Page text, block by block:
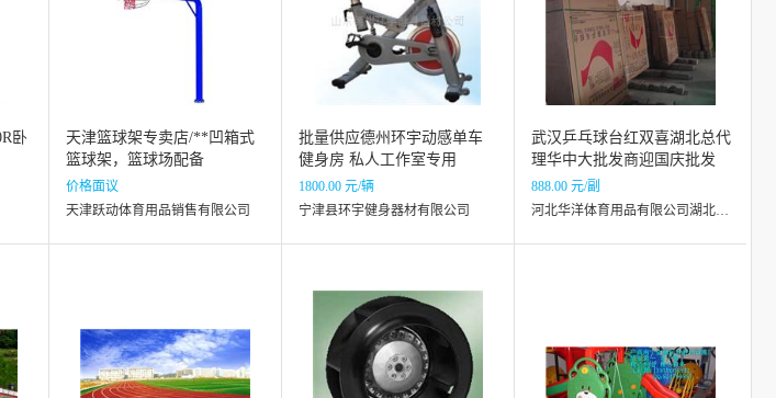
卧
天津篮球架专卖店/**凹箱式
篮球架，篮球场配备
价格面议
天津跃动体育用品销售有限公司
批量供应德州环宇动感单车
健身房 私人工作室专用
1800.00 元/辆
宁津县环宇健身器材有限公司
武汉乒乓球台红双喜湖北总代
理华中大批发商迎国庆批发
888.00 元/副
河北华洋体育用品有限公司湖北分公司